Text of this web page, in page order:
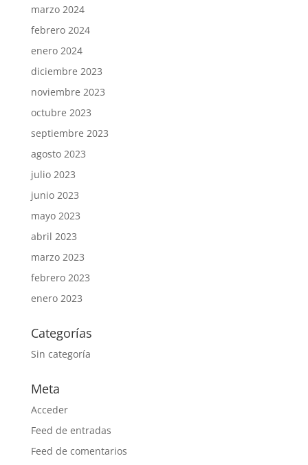
marzo 2024
febrero 2024
enero 2024
diciembre 2023
noviembre 2023
octubre 2023
septiembre 2023
agosto 2023
julio 2023
junio 2023
mayo 2023
abril 2023
marzo 2023
febrero 2023
enero 2023
Categorías
Sin categoría
Meta
Acceder
Feed de entradas
Feed de comentarios